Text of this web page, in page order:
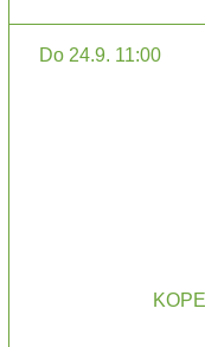
Do 24.9. 11:00